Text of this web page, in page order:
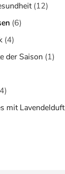
(12)
(6)
(4)
der Saison (1)
mit Lavendelduft